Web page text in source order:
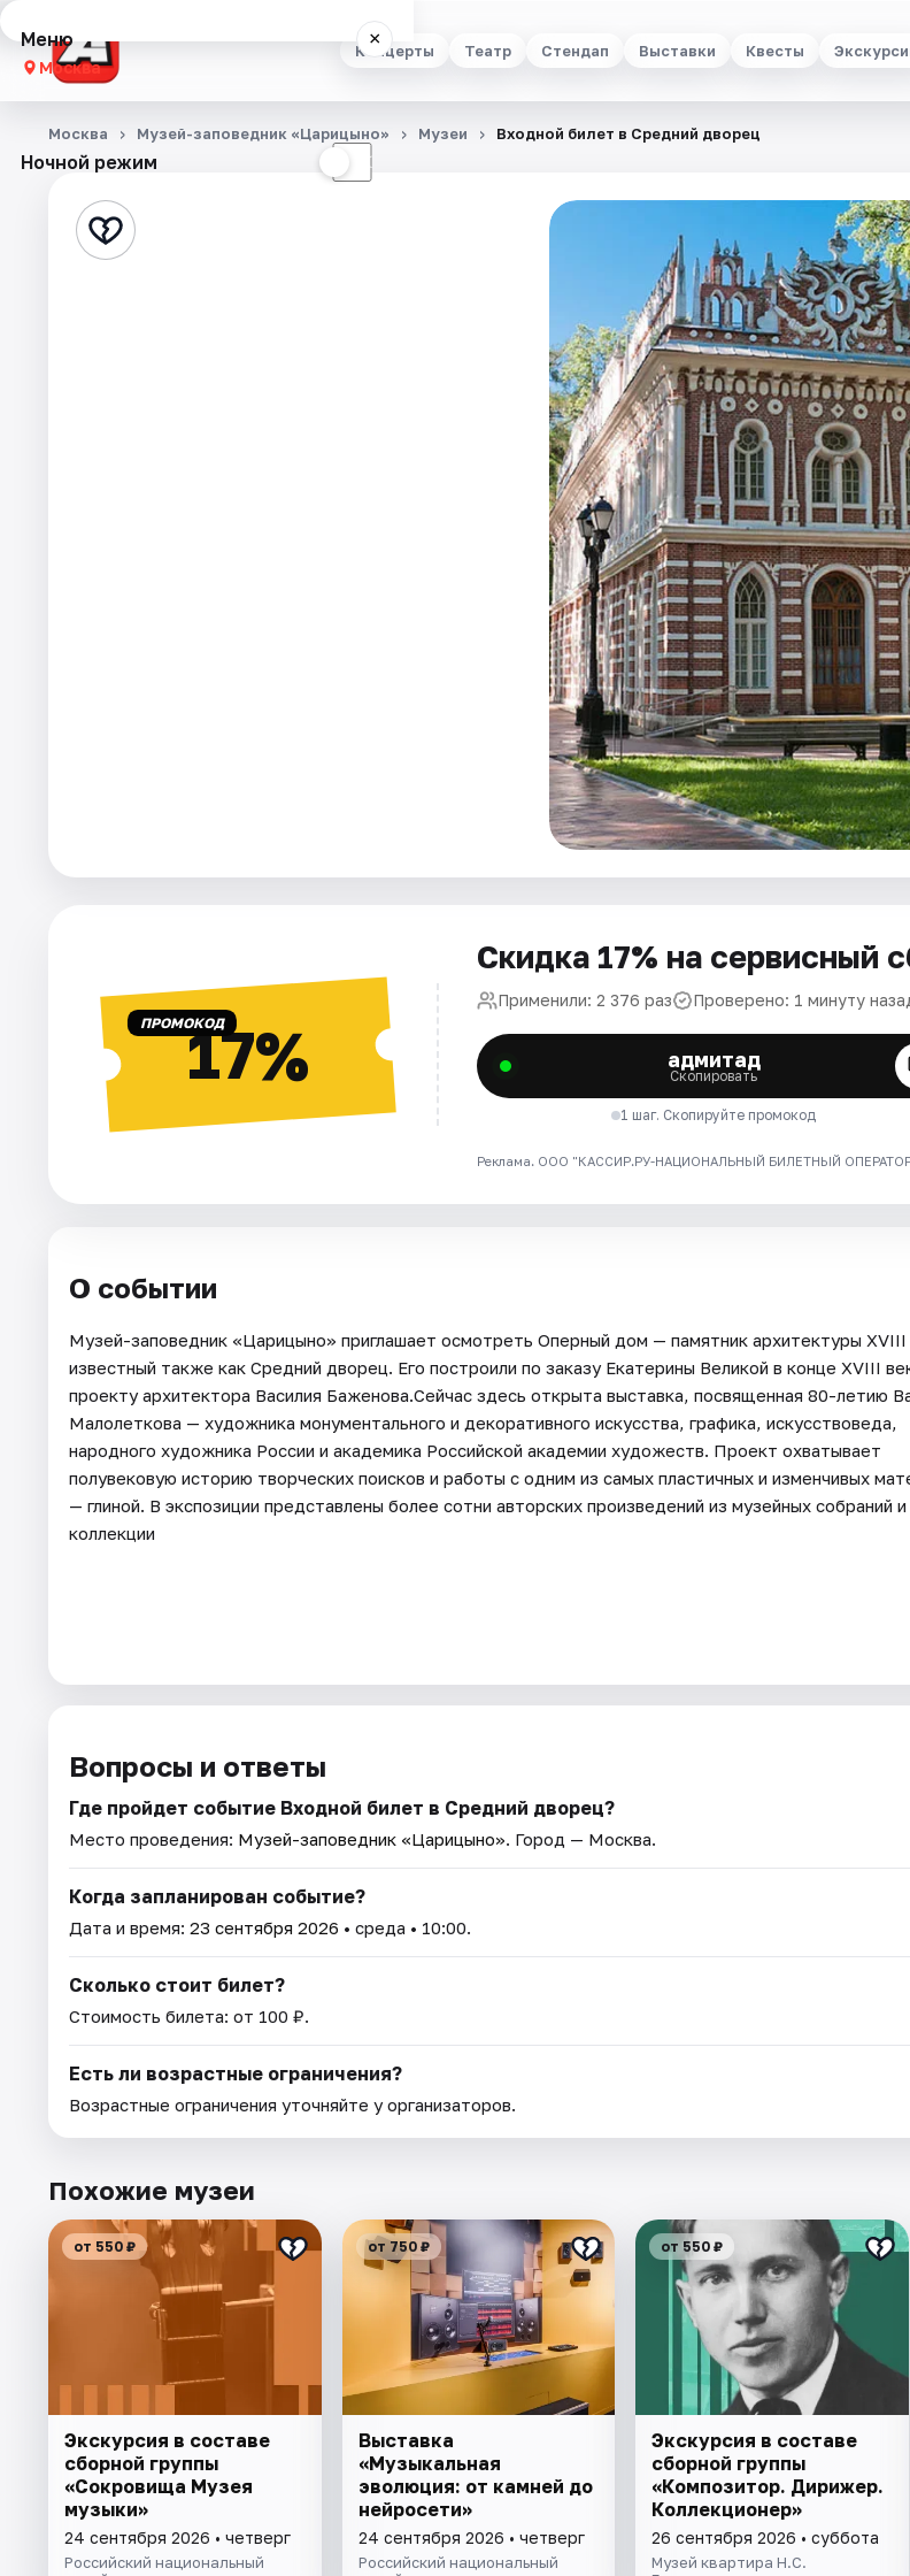
Концерты Театр Стендап Выставки Квесты
Меню ×
Москва
Концерты
Стендап
Ночной режим ☾
Москва Музей-заповедник «Царицыно» Музеи Входной билет в Средний дворец
ПРОМОКОД17%
Скидка 17% на сервисный
Применили: 2 376 раз Проверено: 1 минуту
адмитад
Скопировать
1 шаг. Скопируйте промокод
Реклама. ООО "КАССИР.РУ-НАЦИОНАЛЬНЫЙ БИЛЕТНЫЙ ОПЕРАТОР",
О событии
Музей-заповедник «Царицыно» приглашает осмотреть Оперный дом — памятник архитектуры XVIII
известный также как Средний дворец. Его построили по заказу Екатерины Великой в конце XVIII
проекту архитектора Василия Баженова.Сейчас здесь открыта выставка, посвященная 80-летию
Малолеткова — художника монументального и декоративного искусства, графика, искусствоведа,
народного художника России и академика Российской академии художеств. Проект охватывает
полувековую историю творческих поисков и работы с одним из самых пластичных и изменчивых
— глиной. В экспозиции представлены более сотни авторских произведений из музейных собраний и
коллекции
Вопросы и ответы
Где пройдет событие Входной билет в Средний дворец?
Место проведения: Музей-заповедник «Царицыно». Город — Москва.
Когда запланирован событие?
Дата и время: 23 сентября 2026 • среда • 10:00.
Сколько стоит билет?
Стоимость билета: от 100 ₽.
Есть ли возрастные ограничения?
Возрастные ограничения уточняйте у организаторов.
Похожие музеи
от 550 ₽
Экскурсия в составе
сборной группы
«Сокровища Музея
музыки»
24 сентября 2026 • четверг
Российский национальный
от 750 ₽
Выставка
«Музыкальная
эволюция: от камней до
нейросети»
24 сентября 2026 • четверг
Российский национальный
от 550 ₽
Экскурсия в составе
сборной группы
«Композитор. Дирижер.
Коллекционер»
26 сентября 2026 • суббота
Музей квартира Н.С.